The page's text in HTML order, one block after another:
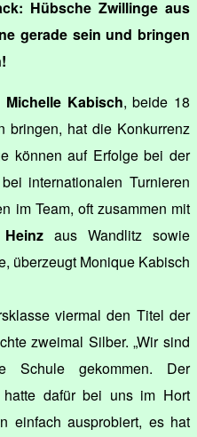
Hübsche Zwillinge aus
gerade sein und bringen
Michelle Kabisch, beide 18
hat die Konkurrenz
können auf Erfolge bei der
internationalen Turnieren
im Team, oft zusammen mit
aus Wandlitz sowie
überzeugt Monique Kabisch
viermal den Titel der
zweimal Silber. „Wir sind
gekommen. Der
hatte dafür bei uns im Hort
einfach ausprobiert, es hat